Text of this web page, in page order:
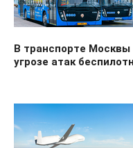
В транспорте
угрозе атак